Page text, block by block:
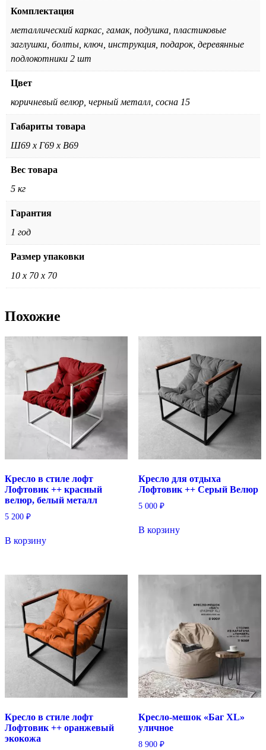
Комплектация
металлический каркас, гамак, подушка, пластиковые
заглушки, болты, ключ, инструкция, подарок, деревянные
подлокотники 2 шт
Цвет
коричневый велюр, черный металл, сосна 15
Габариты товара
Ш69 х Г69 х В69
Вес товара
5 кг
Гарантия
1 год
Размер упаковки
10 х 70 х 70
Похожие
Кресло в стиле лофт
Лофтовик ++ красный
велюр, белый металл
5 200 ₽
В корзину
Кресло для отдыха
Лофтовик ++ Серый Велюр
5 000 ₽
В корзину
Кресло в стиле лофт
Лофтовик ++ оранжевый
экокожа
Кресло-мешок «Баг XL»
уличное
8 900 ₽